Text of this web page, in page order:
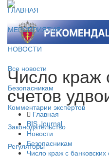
ГЛАВНАЯ
МЕРОПРИЯТИЯ
НОВОСТИ
Все новости
Безопасникам
Комментарии экспертов
Законодательство
Регуляторы
Число краж
счетов
Главная
BIS Journal
Новости
Безопасникам
Число краж с банковских